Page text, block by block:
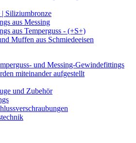
Siliziumbronze
aus Messing
aus Temperguss - (+S+)
Muffen aus Schmiedeeisen
und Zubehör